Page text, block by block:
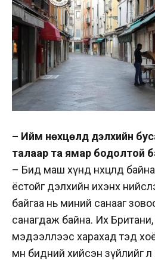
– Ийм нөхцөлд дэлхийн
талаар та ямар бодолтой
– Бид маш хүнд нөхцөлд байна.
ёстойг дэлхийн ихэнх
байгаа нь миний санааг
санагдаж байна. Их
мэдээллээс харахад тэд
өмнө бидний хийсэн зүйлийг